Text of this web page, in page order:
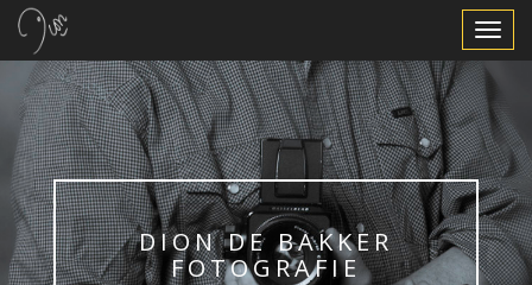
Toggle
DION DE BAKKER
FOTOGRAFIE